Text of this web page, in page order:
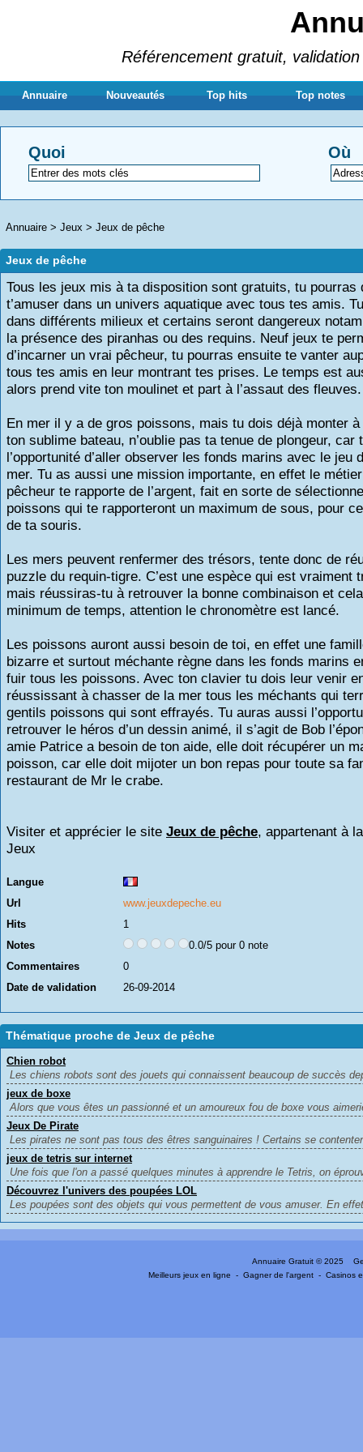
Référencement gratuit,
Annuaire Nouveautés Top hits Top notes
Quoi Où
Annuaire > Jeux > Jeux de pêche
Jeux de pêche
Tous les jeux mis à ta disposition sont gratuits, tu pourras
t’amuser dans un univers aquatique avec tous tes amis.
dans différents milieux et certains seront dangereux
la présence des piranhas ou des requins. Neuf jeux te
d’incarner un vrai pêcheur, tu pourras ensuite te vanter
tous tes amis en leur montrant tes prises. Le temps est
alors prend vite ton moulinet et part à l’assaut des fleuves.
En mer il y a de gros poissons, mais tu dois déjà monter à
ton sublime bateau, n’oublie pas ta tenue de plongeur, car
l’opportunité d’aller observer les fonds marins avec le jeu
mer. Tu as aussi une mission importante, en effet le
pêcheur te rapporte de l’argent, fait en sorte de
poissons qui te rapporteront un maximum de sous, pour
de ta souris.
Les mers peuvent renfermer des trésors, tente donc de
puzzle du requin-tigre. C’est une espèce qui est vraiment
mais réussiras-tu à retrouver la bonne combinaison et
minimum de temps, attention le chronomètre est lancé.
Les poissons auront aussi besoin de toi, en effet une
bizarre et surtout méchante règne dans les fonds marins
fuir tous les poissons. Avec ton clavier tu dois leur venir
réussissant à chasser de la mer tous les méchants qui
gentils poissons qui sont effrayés. Tu auras aussi
retrouver le héros d’un dessin animé, il s’agit de Bob
amie Patrice a besoin de ton aide, elle doit récupérer un
poisson, car elle doit mijoter un bon repas pour toute sa
restaurant de Mr le crabe.
Visiter et apprécier le site Jeux de pêche, appartenant à
Jeux
Langue
Url
www.jeuxdepeche.eu
Hits
1
Notes
0.0/5 pour 0 note
Commentaires
0
Date de validation
26-09-2014
Thématique proche de Jeux de pêche
Chien robot
Les chiens robots sont des jouets qui connaissent beaucoup de succès
jeux de boxe
Alors que vous êtes un passionné et un amoureux fou de boxe vous
Jeux De Pirate
Les pirates ne sont pas tous des êtres sanguinaires ! Certains se
jeux de tetris sur internet
Une fois que l'on a passé quelques minutes à apprendre le Tetris, on
Découvrez l'univers des poupées LOL
Les poupées sont des objets qui vous permettent de vous amuser. En
Annuaire Gratuit © 2025
Meilleurs jeux en ligne
-Gagner de l'argent -Casinos